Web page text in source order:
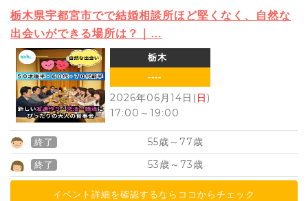
栃木県宇都宮市でで結婚相談所ほど堅くなく、自然な
出会いができる場所は？｜…
栃木
----
2026年06月14日(日)
17:00 ～ 19:00
終了 55歳～ 77歳
終了 53歳～ 73歳
イベント詳細を確認するならココからチェック